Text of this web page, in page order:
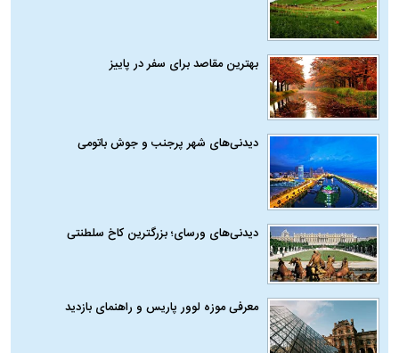
بهترین مقاصد برای سفر در پاییز
دیدنی‌های شهر پرجنب و جوش باتومی
دیدنی‌های ورسای؛ بزرگترین کاخ سلطنتی
معرفی موزه لوور پاریس و راهنمای بازدید